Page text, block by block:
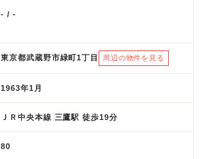
- / -
東京都武蔵野市緑町1丁目 周辺の物件を見る
1963年1月
ＪＲ中央本線 三鷹駅 徒歩19分
80